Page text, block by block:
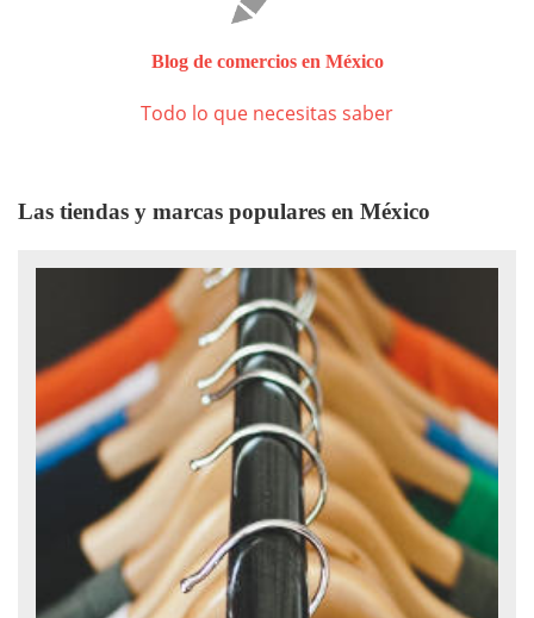
Blog de comercios en México
Todo lo que necesitas saber
Las tiendas y marcas populares en México